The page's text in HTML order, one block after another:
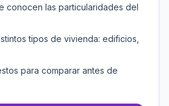
conocen las particularidades del
tipos de vivienda: edificios,
para comparar antes de